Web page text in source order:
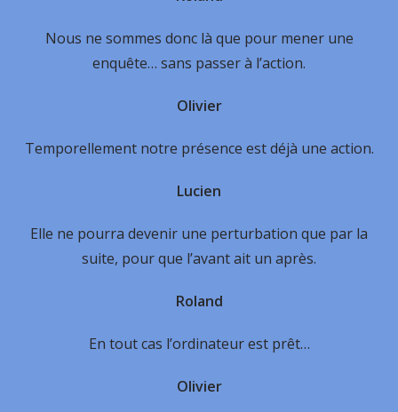
Nous ne sommes donc là que pour mener une
enquête… sans passer à l’action.
Olivier
Temporellement notre présence est déjà une action.
Lucien
Elle ne pourra devenir une perturbation que par la
suite, pour que l’avant ait un après.
Roland
En tout cas l’ordinateur est prêt…
Olivier